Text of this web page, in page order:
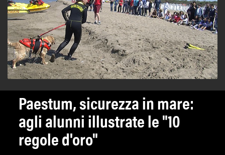
Paestum, sicurezza in mare:
agli alunni illustrate le "10
regole d'oro"